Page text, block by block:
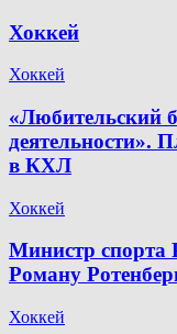
Хоккей
Хоккей
«Любительский
деятельности».
в КХЛ
Хоккей
Министр спорта
Роману
Хоккей